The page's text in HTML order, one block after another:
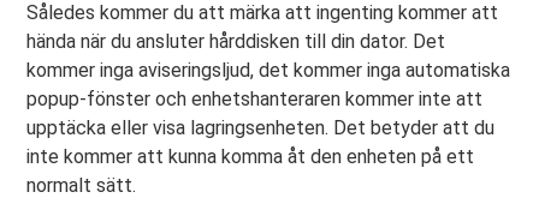
Således kommer du att märka att ingenting kommer att
hända när du ansluter hårddisken till din dator. Det
kommer inga aviseringsljud, det kommer inga automatiska
popup-fönster och enhetshanteraren kommer inte att
upptäcka eller visa lagringsenheten. Det betyder att du
inte kommer att kunna komma åt den enheten på ett
normalt sätt.